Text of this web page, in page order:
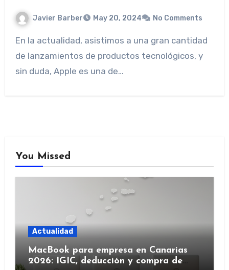
Javier Barber May 20, 2024 No Comments
En la actualidad, asistimos a una gran cantidad
de lanzamientos de productos tecnológicos, y
sin duda, Apple es una de…
You Missed
Actualidad
MacBook para empresa en Canarias
2026: IGIC, deducción y compra de